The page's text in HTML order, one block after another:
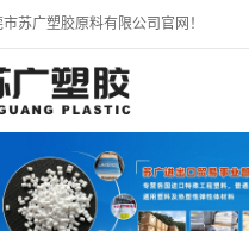
苏广塑胶原料有限公司官网！